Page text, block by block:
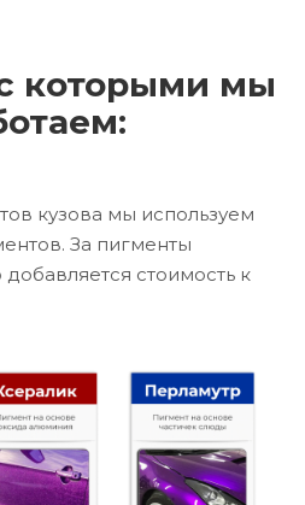
которыми мы
кузова мы используем
За пигменты
стоимость к